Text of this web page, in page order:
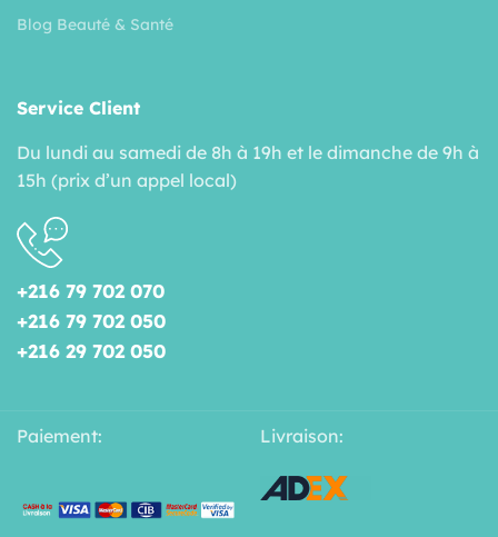
Blog Beauté & Santé
Service Client
Du lundi au samedi de 8h à 19h et le dimanche de 9h à
15h (prix d’un appel local)
+216 79 702 070
+216 79 702 050
+216 29 702 050
Paiement: Livraison: